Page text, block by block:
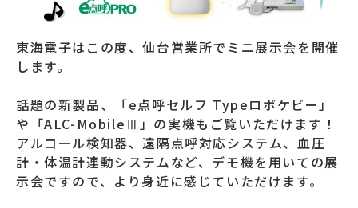
東海電子はこの度、仙台営業所でミニ展示会を開催
します。
話題の新製品、「e点呼セルフ Typeロボケビー」
や「ALC-MobileⅢ」の実機もご覧いただけます！
アルコール検知器、遠隔点呼対応システム、血圧
計・体温計連動システムなど、デモ機を用いての展
示会ですので、より身近に感じていただけます。